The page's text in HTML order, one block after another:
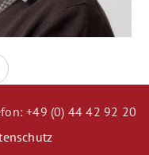
+49 (0) 44 42 92 20